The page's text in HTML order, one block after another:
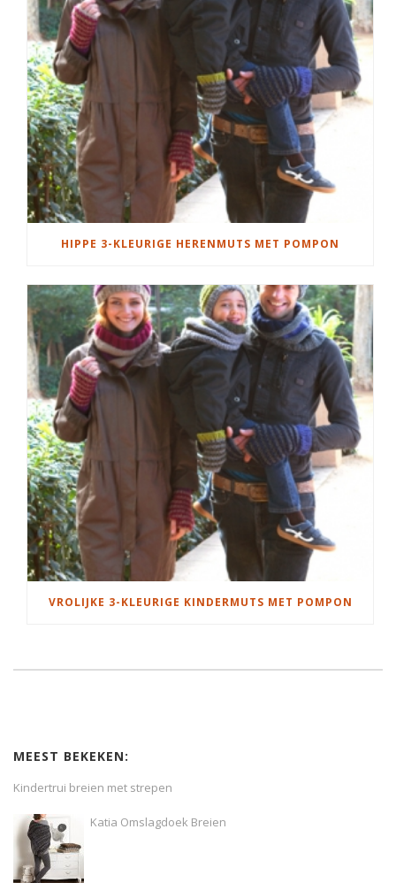
HIPPE 3-KLEURIGE HERENMUTS MET POMPON
VROLIJKE 3-KLEURIGE KINDERMUTS MET POMPON
MEEST BEKEKEN:
Kindertrui breien met strepen
Katia Omslagdoek Breien